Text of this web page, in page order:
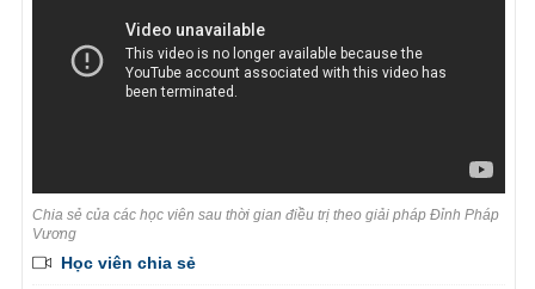
Chia sẻ của các học viên sau thời gian điều trị theo giải pháp Đỉnh Pháp
Vương
Học viên chia sẻ